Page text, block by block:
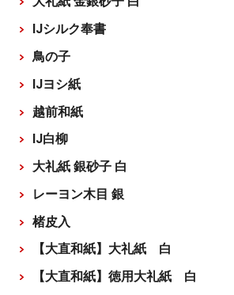
IJシルク奉書
鳥の子
IJヨシ紙
越前和紙
IJ白柳
大礼紙 銀砂子 白
レーヨン木目 銀
楮皮入
【大直和紙】大礼紙 白
【大直和紙】徳用大礼紙 白